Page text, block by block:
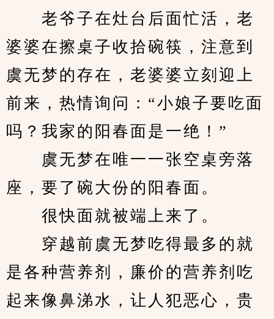
老爷子在灶台后面忙活，老
婆婆在擦桌子收拾碗筷，注意到
虞无梦的存在，老婆婆立刻迎上
前来，热情询问：“小娘子要吃面
吗？我家的阳春面是一绝！”
虞无梦在唯一一张空桌旁落
座，要了碗大份的阳春面。
很快面就被端上来了。
穿越前虞无梦吃得最多的就
是各种营养剂，廉价的营养剂吃
起来像鼻涕水，让人犯恶心，贵